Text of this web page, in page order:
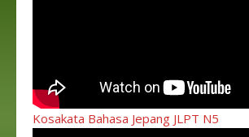
Kosakata Bahasa Jepang JLPT N5